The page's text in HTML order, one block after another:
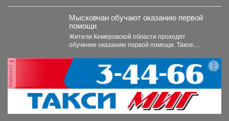
Мысковчан обучают оказанию первой
помощи
Жители Кемеровской области проходят
обучение оказанию первой помощи. Такое
реклама